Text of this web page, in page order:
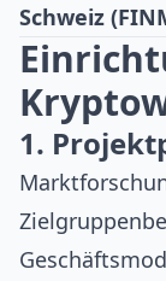
Schweiz
1.